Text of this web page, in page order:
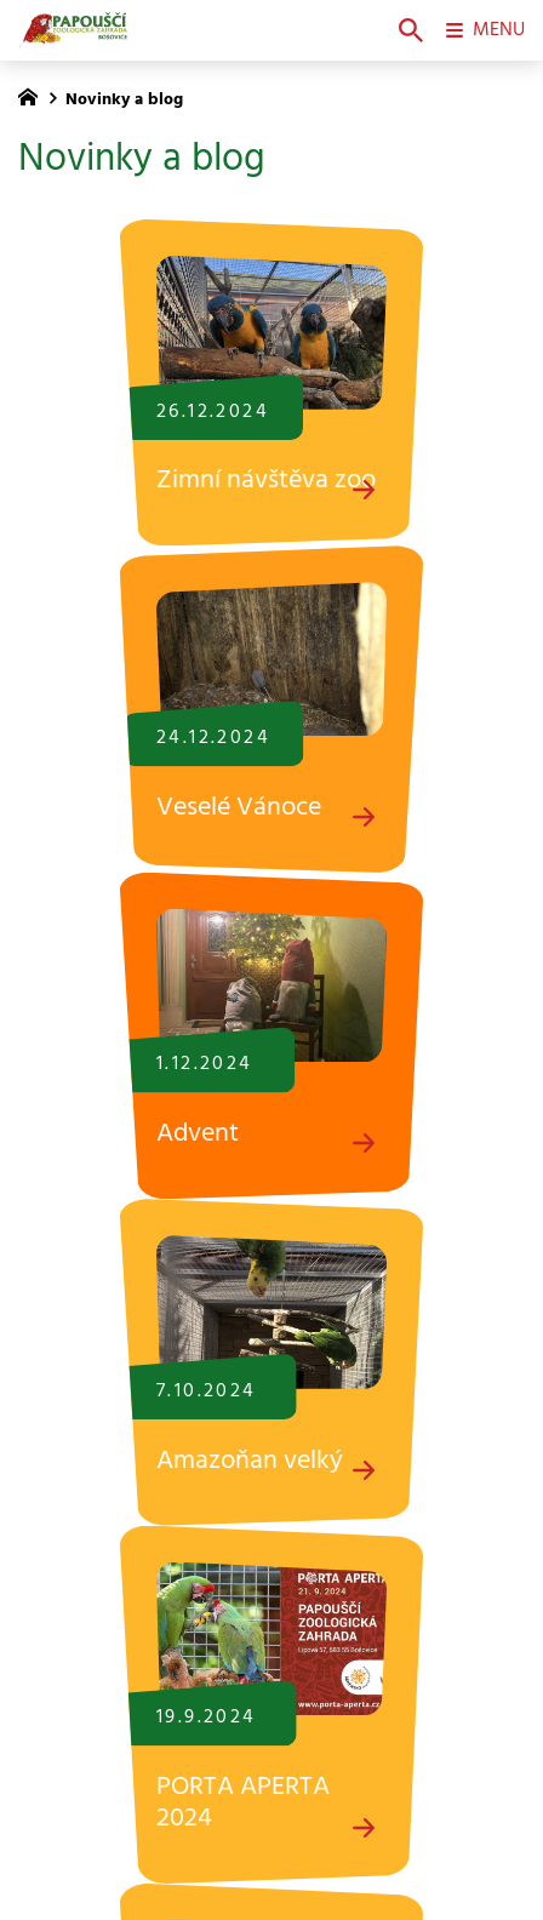
Novinky a blog
Novinky a blog
26.12.2024
Zimní návštěva zoo
24.12.2024
Veselé Vánoce
1.12.2024
Advent
7.10.2024
Amazoňan velký
19.9.2024
PORTA APERTA
2024
MENU